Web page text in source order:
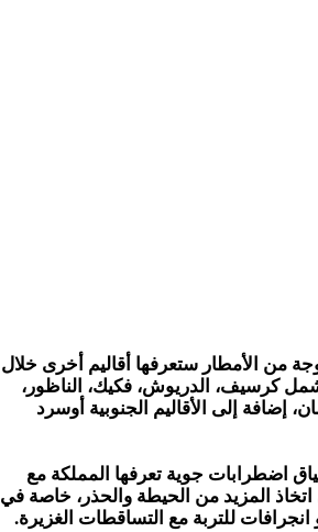
من الأمطار ستعرفها أقاليم أخرى خلال
كرسيف، الدريوش، فكيك، الناظور،
إضافة إلى الأقاليم الجنوبية أوسرد
اضطرابات جوية تعرفها المملكة مع
المزيد من الحيطة والحذر، خاصة في
للتربة مع التساقطات الغزيرة.